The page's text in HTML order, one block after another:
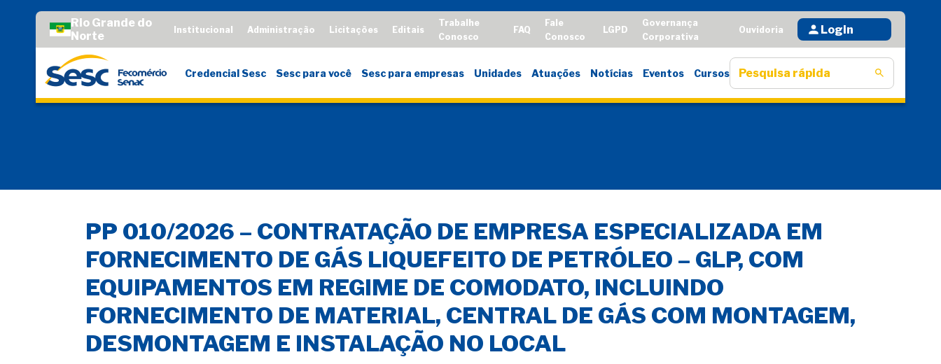
Rio Grande do
Norte
Institucional Administração Licitações Editais
Trabalhe
Conosco
FAQ
Fale
Conosco
LGPD
Governança
Corporativa
Ouvidoria Login
Credencial Sesc Sesc para você Sesc para empresas Unidades Atuações Notícias Eventos Cursos
PP 010/2026 – CONTRATAÇÃO DE EMPRESA ESPECIALIZADA EM
FORNECIMENTO DE GÁS LIQUEFEITO DE PETRÓLEO – GLP, COM
EQUIPAMENTOS EM REGIME DE COMODATO, INCLUINDO
FORNECIMENTO DE MATERIAL, CENTRAL DE GÁS COM MONTAGEM,
DESMONTAGEM E INSTALAÇÃO NO LOCAL